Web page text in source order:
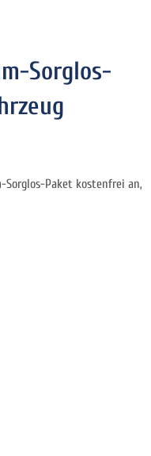
Sorglos-
Paket kostenfrei an,